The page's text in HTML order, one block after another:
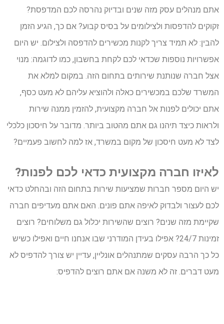
אתם מנהלים עסק מזה שנים ובדיוק נהרסה לכם המדפסת?
זקוקים להדפסות ולצילומים על בסיס קבוע? אם כך, הגיע הזמן
להבין: לא תמיד צריך לקנות מכשירים להדפסה ולצילום. יש היום
אפשרויות נוספות שכדאי לכם לקחת בחשבון, כמו לדוגמה: מנוי
אצל חברה שנותנת שירותים בתחום הזה. במקום למלא את
המשרד שלכם במכשירים כאלה ולהוציא עליהם לא מעט כסף,
אתם יכולים לפנות אל חברה מקצועית, להזמין ממנה שירות
ולראות כיצד תיהנו גם אתם מהטוב ביותר. מדובר על חיסכון כלכלי
לצד לא מעט חיסכון של מקום במשרד, אז למה לחשוב פעמיים?
לאיזו חברה מקצועית כדאי לכם לפנות?
יש היום מספר חברות שמציעות שירות בתחום הזה ובהחלט כדאי
לכם לעצור ולבדוק לאיפה אתם פונים. האם אתם מעדיפים חברה
שקיימת מזה שנים? רוצים שהשירות יכלול גם משלוחים? רוצים
זמינות 24/7? אפילו בעידן המודרני שבו אנחנו חיים ואפילו כשיש
כל כך הרבה עסקים שמתנהלים אונליין, עדיין יש צורך להדפיס לא
מעט דברים. זה לא משנה אם אתם רוצים להדפיס: